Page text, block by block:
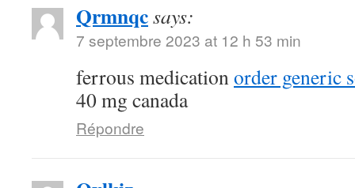
Qrmnqcsays:
7 septembre 2023 at 12 h 53 min
ferrous medicationorder generic
40 mg canada
Répondre